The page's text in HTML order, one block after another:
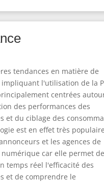
tendances en matière de
l'utilisation de la
centrées
des performances des
et du ciblage des
est en effet très populaire
et les agences de
car elle permet de
temps réel l'efficacité des
et de comprendre le